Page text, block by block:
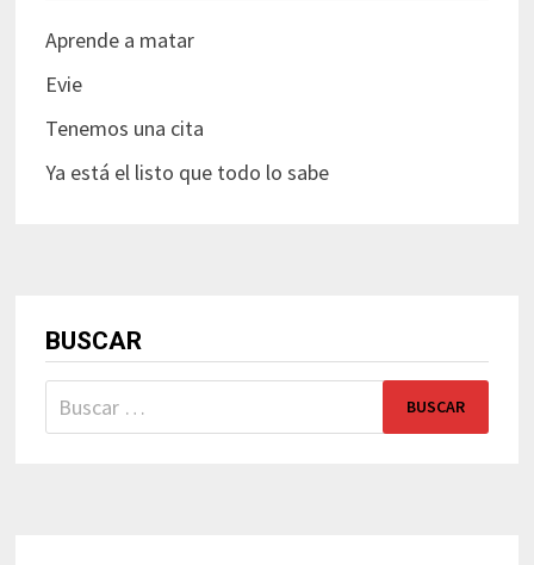
Aprende a matar
Evie
Tenemos una cita
Ya está el listo que todo lo sabe
BUSCAR
Buscar: